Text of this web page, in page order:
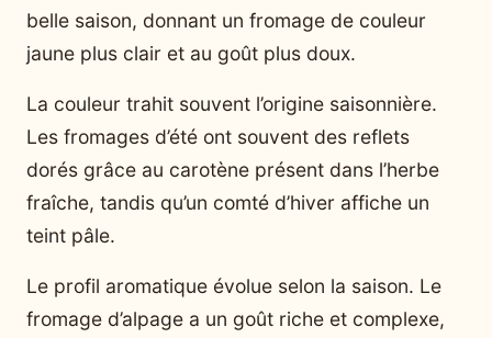
belle saison, donnant un fromage de couleur
jaune plus clair et au goût plus doux.
La couleur trahit souvent l’origine saisonnière.
Les fromages d’été ont souvent des reflets
dorés grâce au carotène présent dans l’herbe
fraîche, tandis qu’un comté d’hiver affiche un
teint pâle.
Le profil aromatique évolue selon la saison. Le
fromage d’alpage a un goût riche et complexe,